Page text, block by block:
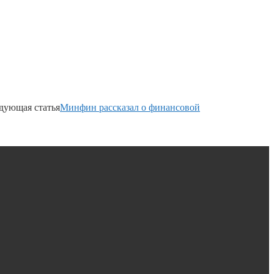
статьяМинфин рассказал о финансовой